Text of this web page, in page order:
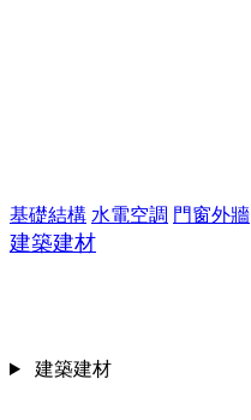
基礎結構 水電空調 門窗外牆
建築建材
建築建材